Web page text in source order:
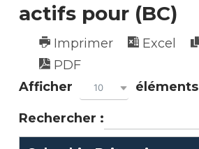
actifs pour (BC)
Imprimer Excel
PDF
Afficher
10 éléments
Rechercher :